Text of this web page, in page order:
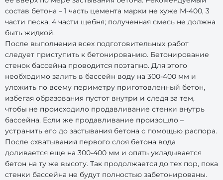
состав бетона – 1 часть цемента марки не хуже М-400, 3
части песка, 4 части щебня; полученная смесь не должна
быть жидкой.
После выполнения всех подготовительных работ
следует приступить к бетонированию. Бетонирование
стенок бассейна проводится поэтапно. Для этого
необходимо залить в бассейн воду на 300-400 мм и
уложить по всему периметру приготовленный бетон,
избегая образования пустот внутри и следя за тем,
чтобы не происходило продавливание стенки внутрь
бассейна. Если же продавливание произошло –
устранить его до застывания бетона с помощью распора.
После схватывания первого слоя бетона вода
доливается еще на 300-400 мм и опять укладывается
бетон на ту же высоту. Так продолжается до тех пор, пока
стенки бассейна не будут полностью забетонированы.